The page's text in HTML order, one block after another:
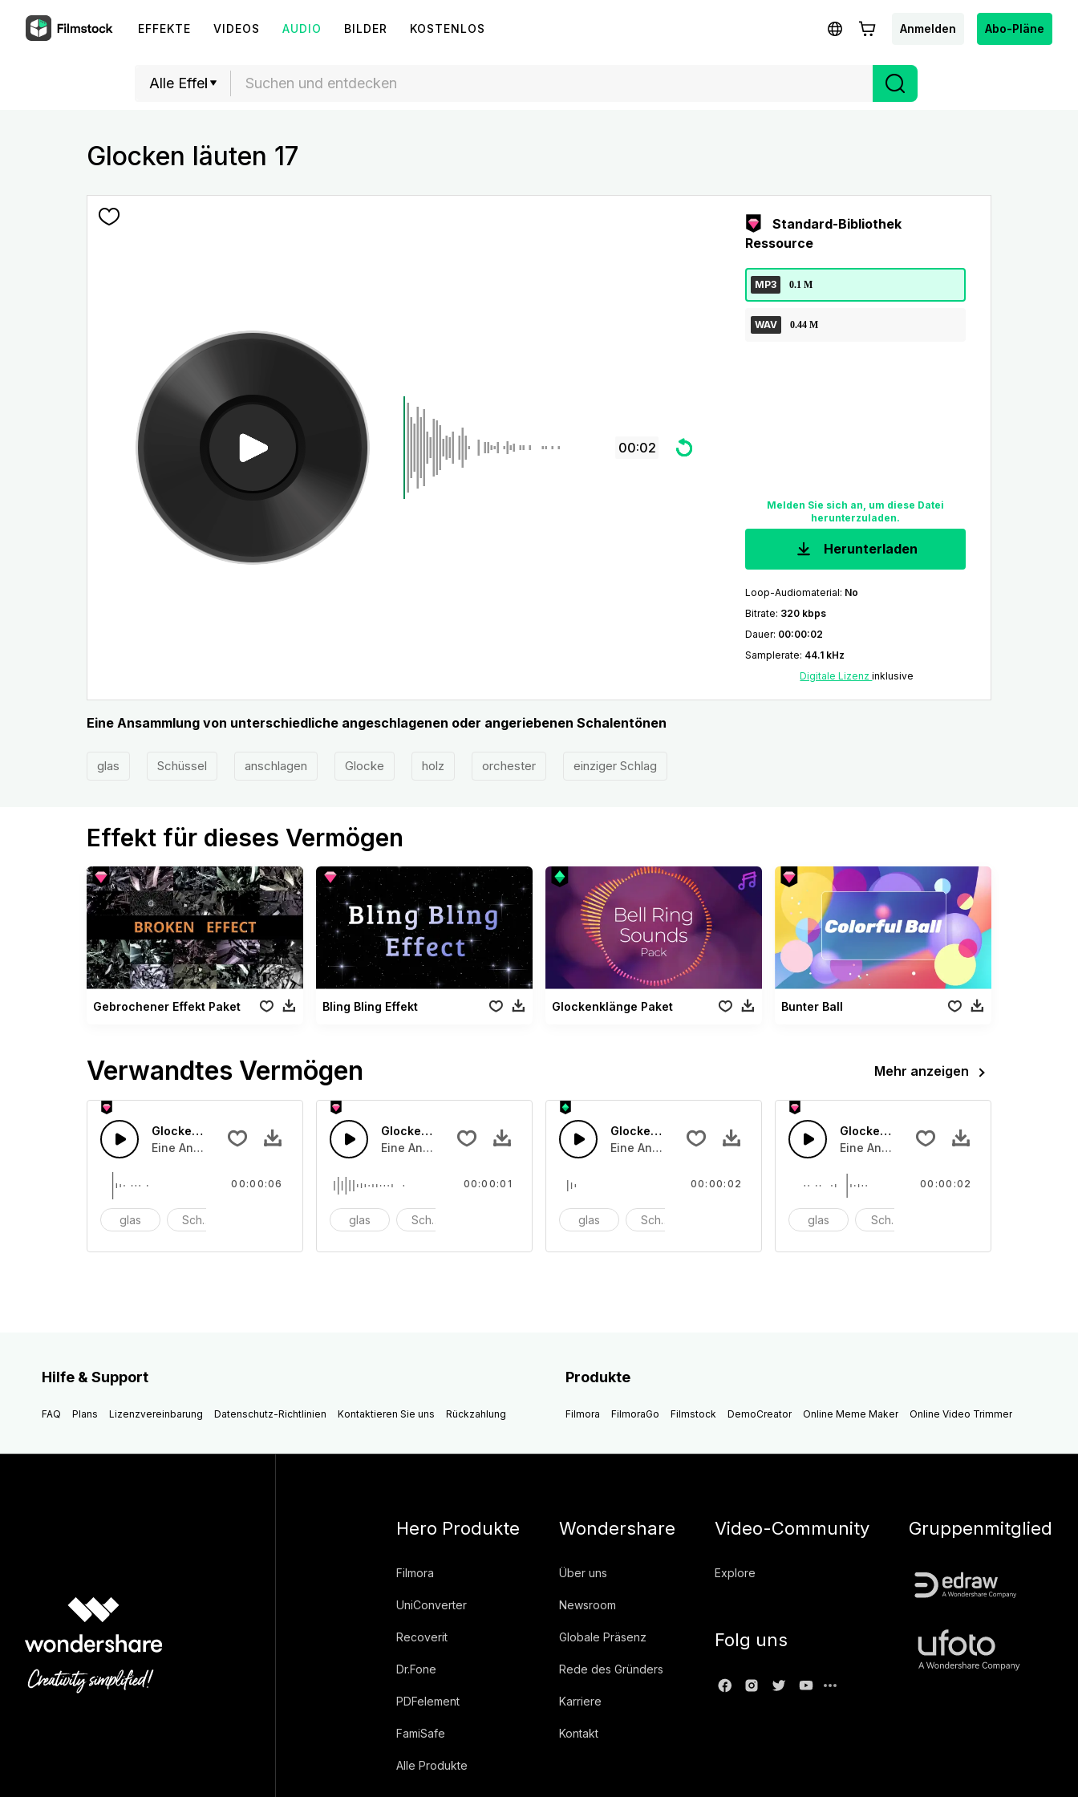
EFFEKTE VIDEOS AUDIO BILDER KOSTENLOS Anmelden Abo-Pläne
Glocken läuten 17
00:02
Standard-Bibliothek
Ressource
MP3 0.1 M
WAV 0.44 M
Melden Sie sich an, um diese Datei
herunterzuladen.
Herunterladen
Loop-Audiomaterial: No
Bitrate: 320 kbps
Dauer: 00:00:02
Samplerate: 44.1 kHz
Digitale Lizenzinklusive
Eine Ansammlung von unterschiedliche angeschlagenen oder angeriebenen Schalentönen
glas Schüssel anschlagen Glocke holz orchester einziger Schlag
Effekt für dieses Vermögen
Gebrochener Effekt Paket Bling Bling Effekt Glockenklänge Paket Bunter Ball
Verwandtes Vermögen Mehr anzeigen
Glocken läuten 22
Eine Ansammlung von unterschiedliche angeschlagenen oder angeriebenen Schalentönen
glas Schüssel
00:00:06
Glocken läuten 21
Eine Ansammlung von unterschiedliche angeschlagenen oder angeriebenen Schalentönen
glas Schüssel
00:00:01
Glocken läuten 20
Eine Ansammlung von unterschiedliche angeschlagenen oder angeriebenen
glas Schüssel
00:00:02
Glocken läuten 19
Eine Ansammlung von unterschiedliche
glas Schüssel
00:00:02
Hilfe & Support
FAQ Plans Lizenzvereinbarung Datenschutz-Richtlinien Kontaktieren Sie uns Rückzahlung
Produkte
Filmora FilmoraGo Filmstock DemoCreator Online Meme Maker Online Video Trimmer
Hero Produkte
Filmora
UniConverter
Recoverit
Dr.Fone
PDFelement
FamiSafe
Alle Produkte
Wondershare
Über uns
Newsroom
Globale Präsenz
Rede des Gründers
Karriere
Kontakt
Video-Community
Explore
Folg uns
Gruppenmitglied